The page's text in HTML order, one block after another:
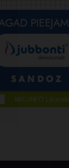
MIC-INFO